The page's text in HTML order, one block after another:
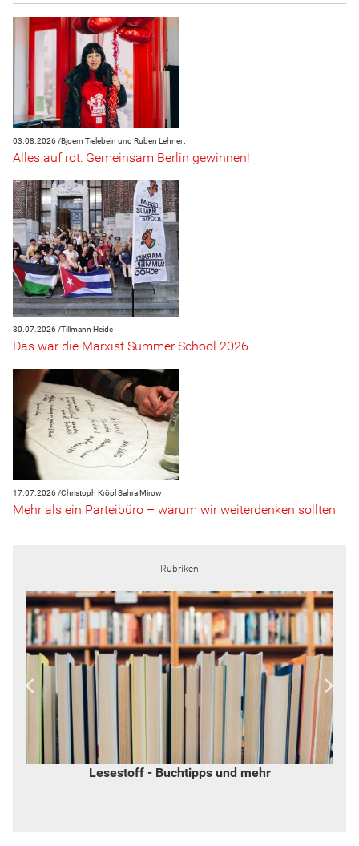
03.08.2026 /Bjoern Tielebein und Ruben Lehnert
Alles auf rot: Gemeinsam Berlin gewinnen!
30.07.2026 /Tillmann Heide
Das war die Marxist Summer School 2026
17.07.2026 /Christoph Kröpl Sahra Mirow
Mehr als ein Parteibüro – warum wir weiterdenken sollten
Rubriken
Widerspruch - von Inge Hannemann